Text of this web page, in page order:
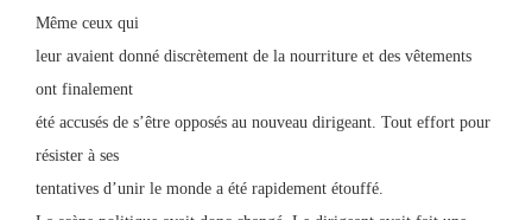
Même ceux qui
leur avaient donné discrètement de la nourriture et des vêtements
ont finalement
été accusés de s’être opposés au nouveau dirigeant. Tout effort pour
résister à ses
tentatives d’unir le monde a été rapidement étouffé.